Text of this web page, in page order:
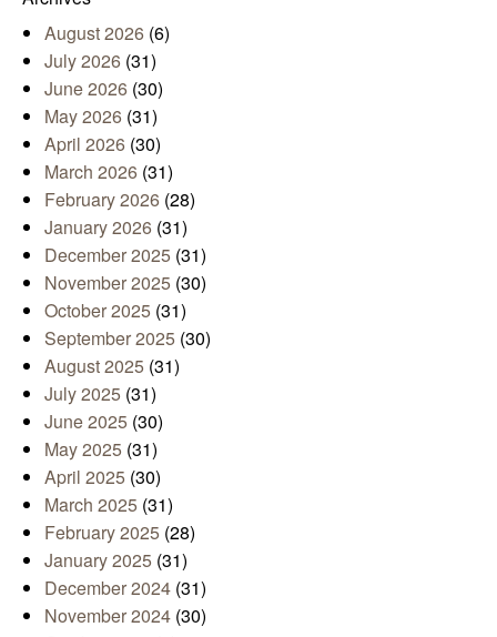
August 2026 (6)
July 2026 (31)
June 2026 (30)
May 2026 (31)
April 2026 (30)
March 2026 (31)
February 2026 (28)
January 2026 (31)
December 2025 (31)
November 2025 (30)
October 2025 (31)
September 2025 (30)
August 2025 (31)
July 2025 (31)
June 2025 (30)
May 2025 (31)
April 2025 (30)
March 2025 (31)
February 2025 (28)
January 2025 (31)
December 2024 (31)
November 2024 (30)